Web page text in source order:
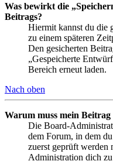
Was bewirkt die
Beitrags?
Hiermit kannst du die
zu einem späteren
Den gesicherten
„Gespeicherte
Bereich erneut laden.
Nach oben
Warum muss mein
Die Board-
dem Forum, in dem
zuerst geprüft werden
Administration dich